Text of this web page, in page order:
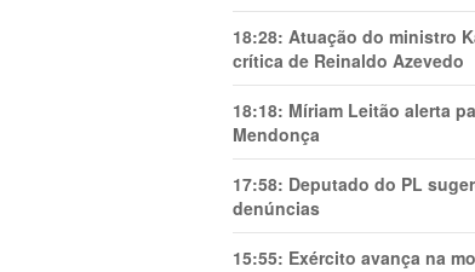
18:28: Atuação do ministro
crítica de Reinaldo Azevedo
18:18: Míriam Leitão alerta
Mendonça
17:58: Deputado do PL
denúncias
15:55: Exército avança na